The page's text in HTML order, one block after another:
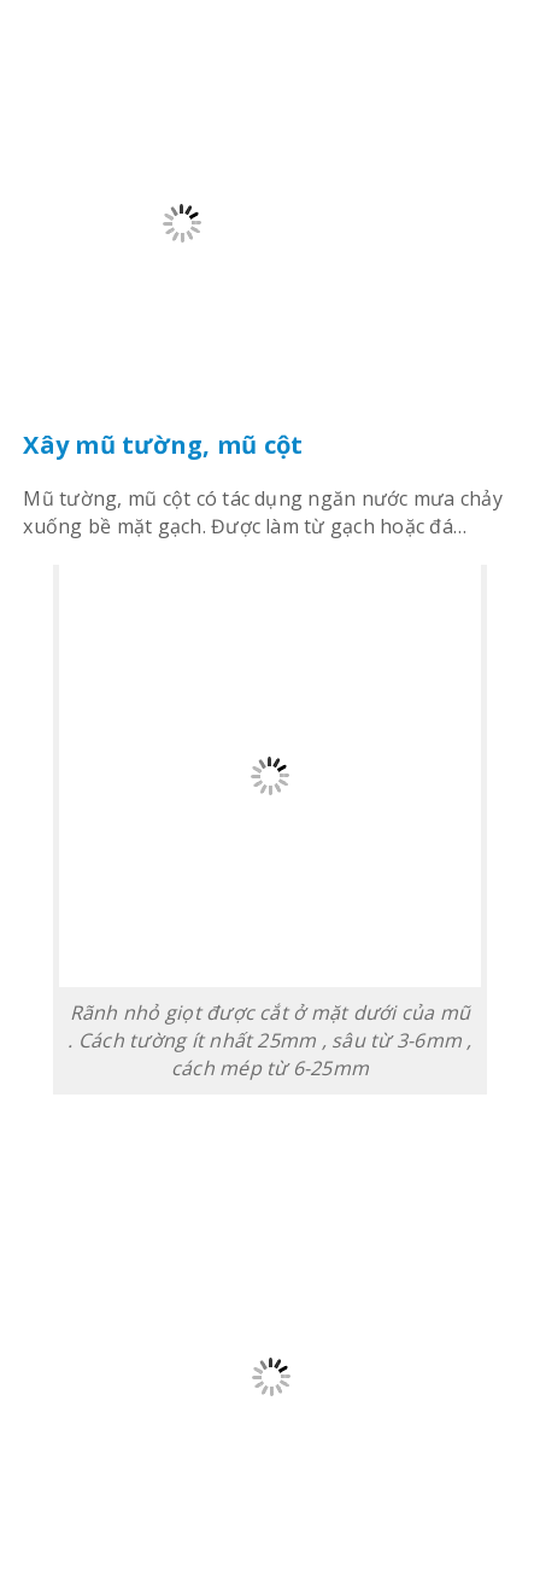
Xây mũ tường, mũ cột
Mũ tường, mũ cột có tác dụng ngăn nước mưa chảy
xuống bề mặt gạch. Được làm từ gạch hoặc đá…
Rãnh nhỏ giọt được cắt ở mặt dưới của mũ
. Cách tường ít nhất 25mm , sâu từ 3-6mm ,
cách mép từ 6-25mm